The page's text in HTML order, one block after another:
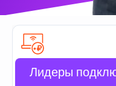
Лидеры